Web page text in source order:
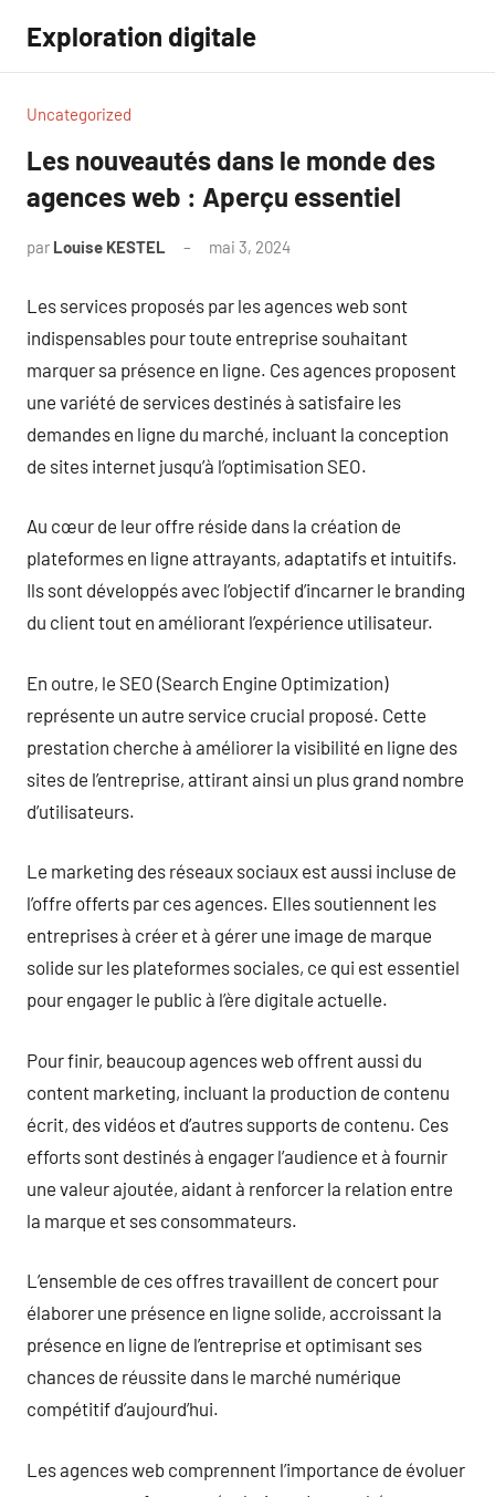
contenu
Exploration digitale
Uncategorized
Les nouveautés dans le monde des
agences web : Aperçu essentiel
par Louise KESTEL mai 3, 2024
Les services proposés par les agences web sont
indispensables pour toute entreprise souhaitant
marquer sa présence en ligne. Ces agences proposent
une variété de services destinés à satisfaire les
demandes en ligne du marché, incluant la conception
de sites internet jusqu’à l’optimisation SEO.
Au cœur de leur offre réside dans la création de
plateformes en ligne attrayants, adaptatifs et intuitifs.
Ils sont développés avec l’objectif d’incarner le branding
du client tout en améliorant l’expérience utilisateur.
En outre, le SEO (Search Engine Optimization)
représente un autre service crucial proposé. Cette
prestation cherche à améliorer la visibilité en ligne des
sites de l’entreprise, attirant ainsi un plus grand nombre
d’utilisateurs.
Le marketing des réseaux sociaux est aussi incluse de
l’offre offerts par ces agences. Elles soutiennent les
entreprises à créer et à gérer une image de marque
solide sur les plateformes sociales, ce qui est essentiel
pour engager le public à l’ère digitale actuelle.
Pour finir, beaucoup agences web offrent aussi du
content marketing, incluant la production de contenu
écrit, des vidéos et d’autres supports de contenu. Ces
efforts sont destinés à engager l’audience et à fournir
une valeur ajoutée, aidant à renforcer la relation entre
la marque et ses consommateurs.
L’ensemble de ces offres travaillent de concert pour
élaborer une présence en ligne solide, accroissant la
présence en ligne de l’entreprise et optimisant ses
chances de réussite dans le marché numérique
compétitif d’aujourd’hui.
Les agences web comprennent l’importance de évoluer